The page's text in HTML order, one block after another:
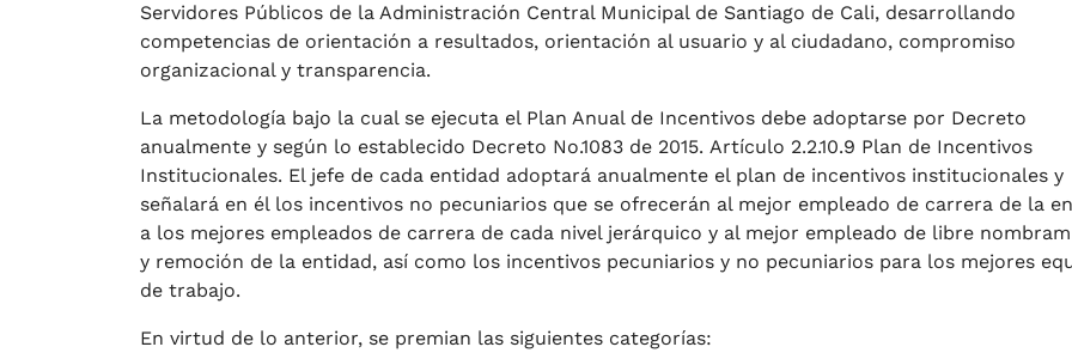
Servidores Públicos de la Administración Central Municipal de Santiago de Cali, desarrollando
competencias de orientación a resultados, orientación al usuario y al ciudadano, compromiso
organizacional y transparencia.
La metodología bajo la cual se ejecuta el Plan Anual de Incentivos debe adoptarse por Decreto
anualmente y según lo establecido Decreto No.1083 de 2015. Artículo 2.2.10.9 Plan de Incentivos
Institucionales. El jefe de cada entidad adoptará anualmente el plan de incentivos institucionales y
señalará en él los incentivos no pecuniarios que se ofrecerán al mejor empleado de carrera de la
a los mejores empleados de carrera de cada nivel jerárquico y al mejor empleado de libre
y remoción de la entidad, así como los incentivos pecuniarios y no pecuniarios para los mejores
de trabajo.
En virtud de lo anterior, se premian las siguientes categorías: